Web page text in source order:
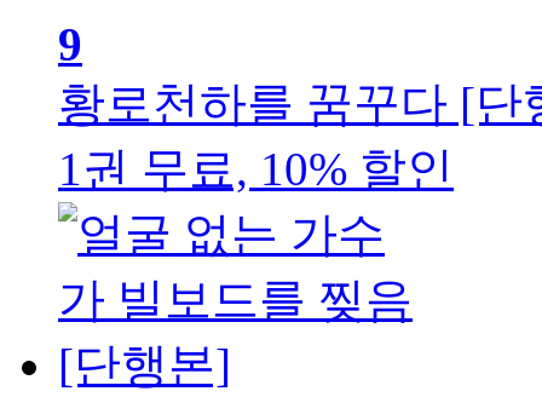
9
황로천하를 꿈꾸다 [단
1권 무료, 10% 할인